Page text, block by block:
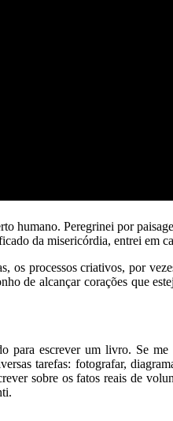
humano. Peregrinei por
da misericórdia, entrei em
os processos criativos, por
de alcançar corações que
escrever um livro. Se
tarefas: fotografar,
sobre os fatos reais de